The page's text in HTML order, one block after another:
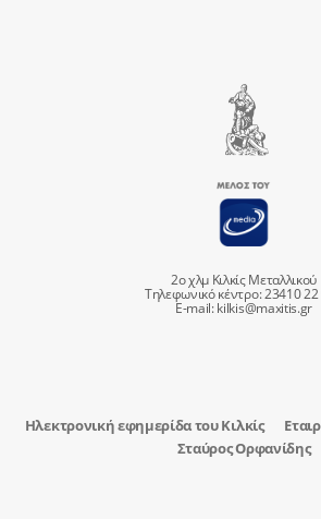
2ο χλμ Κιλκίς Μεταλλικού
Τηλεφωνικό κέντρο: 23410
E-mail:kilkis@maxitis.gr
Ηλεκτρονική εφημερίδα του Κιλκίς
Σταύρος Ορφανίδης